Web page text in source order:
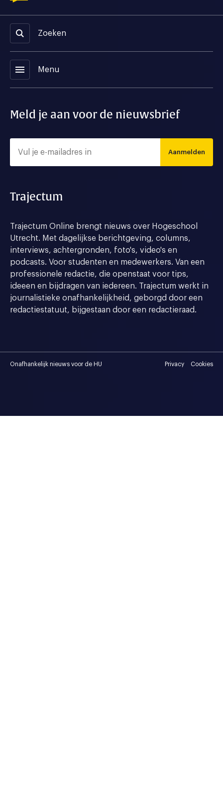
Zoeken
menu Menu
Meld je aan voor de nieuwsbrief
Aanmelden
Trajectum
Trajectum Online brengt nieuws over Hogeschool
Utrecht. Met dagelijkse berichtgeving, columns,
interviews, achtergronden, foto's, video's en
podcasts. Voor studenten en medewerkers. Van een
professionele redactie, die openstaat voor tips,
ideeen en bijdragen van iedereen. Trajectum werkt in
journalistieke onafhankelijkheid, geborgd door een
redactiestatuut, bijgestaan door een redactieraad.
Onafhankelijk nieuws voor de HU Privacy Cookies